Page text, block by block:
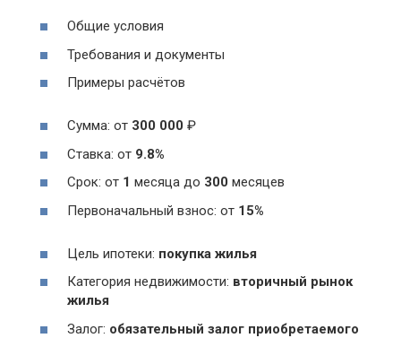
Общие условия
Требования и документы
Примеры расчётов
Сумма: от 300 000 ₽
Ставка: от 9.8%
Срок: от 1 месяца до 300 месяцев
Первоначальный взнос: от 15%
Цель ипотеки: покупка жилья
Категория недвижимости: вторичный рынок
жилья
Залог: обязательный залог приобретаемого